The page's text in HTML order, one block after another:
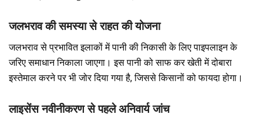
जलभराव की समस्या से राहत की योजना
जलभराव से प्रभावित इलाकों में पानी की निकासी के लिए पाइपलाइन के
जरिए समाधान निकाला जाएगा। इस पानी को साफ कर खेती में दोबारा
इस्तेमाल करने पर भी जोर दिया गया है, जिससे किसानों को फायदा होगा।
लाइसेंस नवीनीकरण से पहले अनिवार्य जांच